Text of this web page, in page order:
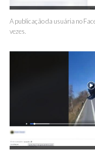
A publicação da usuária no
vezes.